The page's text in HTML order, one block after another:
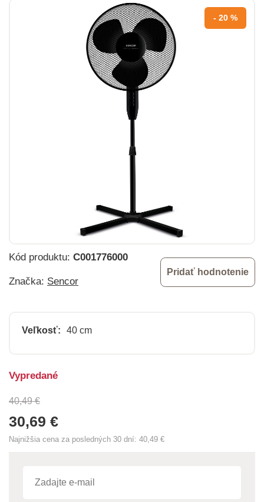
- 20 %
Kód produktu: C001776000
Značka: Sencor
Pridať hodnotenie
Veľkosť: 40 cm
40,49 €
30,69 €
Najnižšia cena za posledných 30 dní: 40,49 €
Vypredané